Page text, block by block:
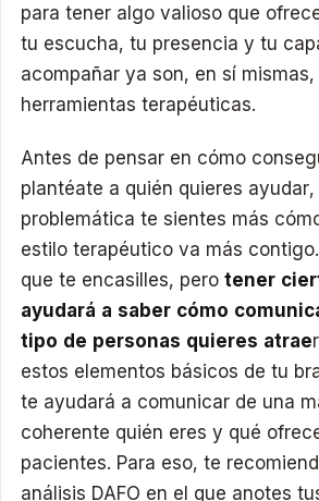
para tener algo valioso que
tu escucha, tu presencia y tu
acompañar ya son, en sí
herramientas terapéuticas.
Antes de pensar en cómo
plantéate a quién quieres
problemática te sientes más
estilo terapéutico va más
que te encasilles, perotener
ayudará a saber cómo
tipo de personas quieres atrae
estos elementos básicos de tu
te ayudará a comunicar de una
coherente quién eres y qué
pacientes. Para eso, te
análisis DAFO en el que anotes